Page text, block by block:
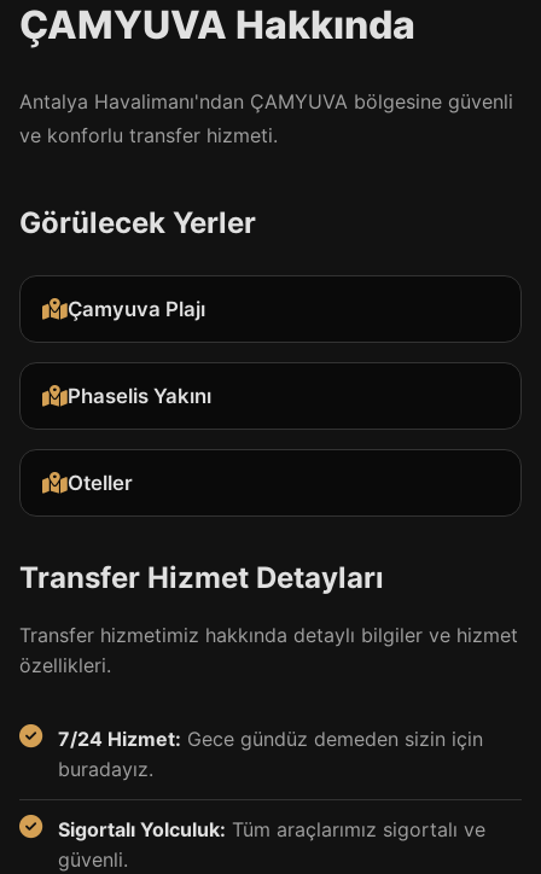
ÇAMYUVA Hakkında
Antalya Havalimanı'ndan ÇAMYUVA bölgesine güvenli
ve konforlu transfer hizmeti.
Görülecek Yerler
Çamyuva Plajı
Phaselis Yakını
Oteller
Transfer Hizmet Detayları
Transfer hizmetimiz hakkında detaylı bilgiler ve hizmet
özellikleri.
7/24 Hizmet: Gece gündüz demeden sizin için
buradayız.
Sigortalı Yolculuk: Tüm araçlarımız sigortalı ve
güvenli.